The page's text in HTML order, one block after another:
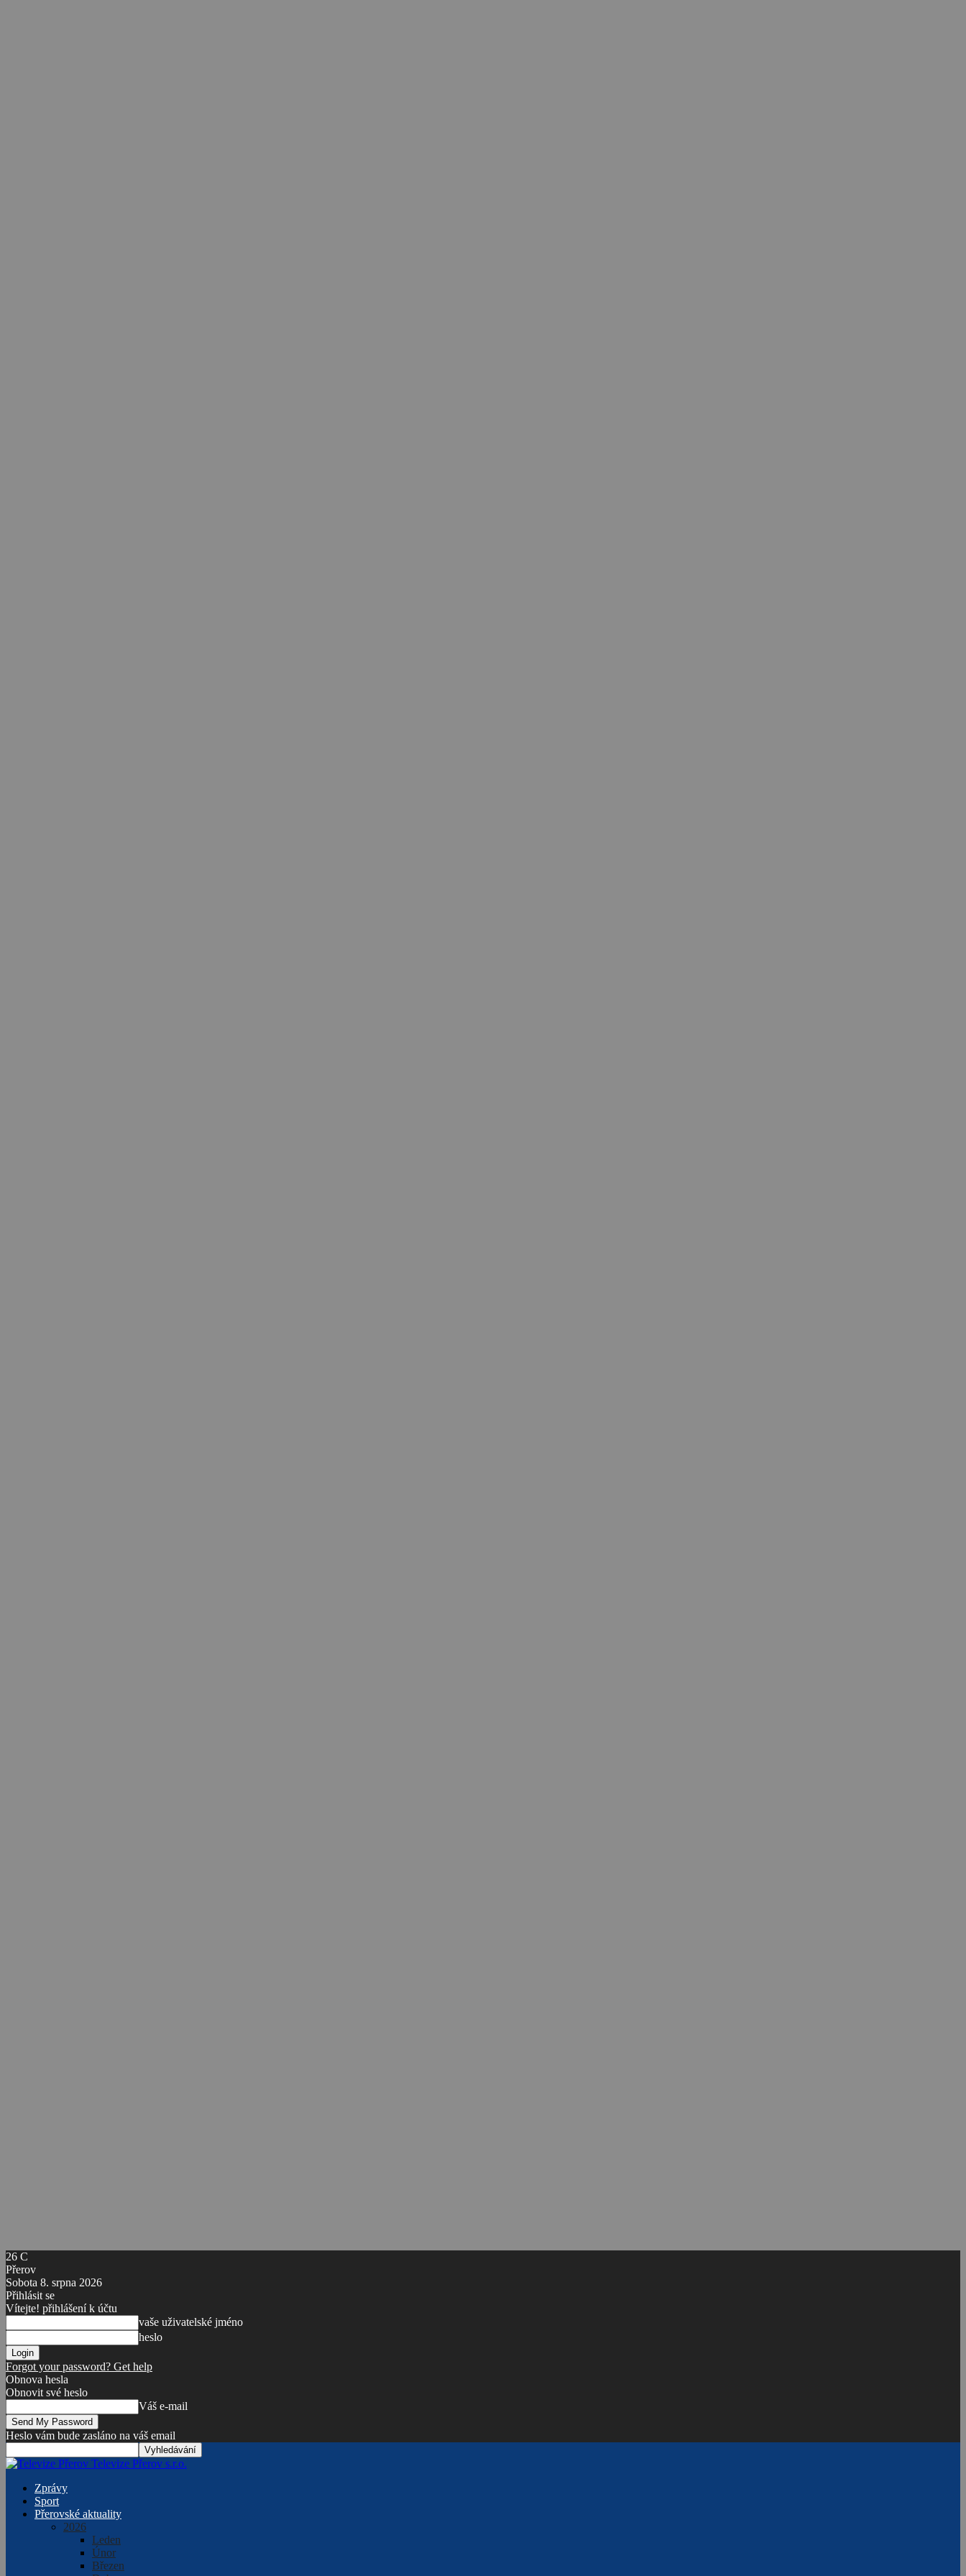
26 C
Přerov
Sobota 8. srpna 2026
Přihlásit se
Vítejte! přihlášení k účtu
vaše uživatelské jméno
heslo
Forgot your password? Get help
Obnova hesla
Obnovit své heslo
Váš e-mail
Heslo vám bude zasláno na váš email
Televize Přerov s.r.o.
Zprávy
Sport
Přerovské aktuality
2026
Leden
Únor
Březen